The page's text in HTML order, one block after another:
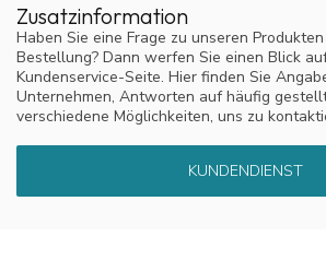
Zusatzinformation
Haben Sie eine Frage zu unseren
Bestellung? Dann werfen Sie einen Blick
Kundenservice-Seite. Hier finden Sie
Unternehmen, Antworten auf häufig
verschiedene Möglichkeiten, uns zu
KUNDENDIENST